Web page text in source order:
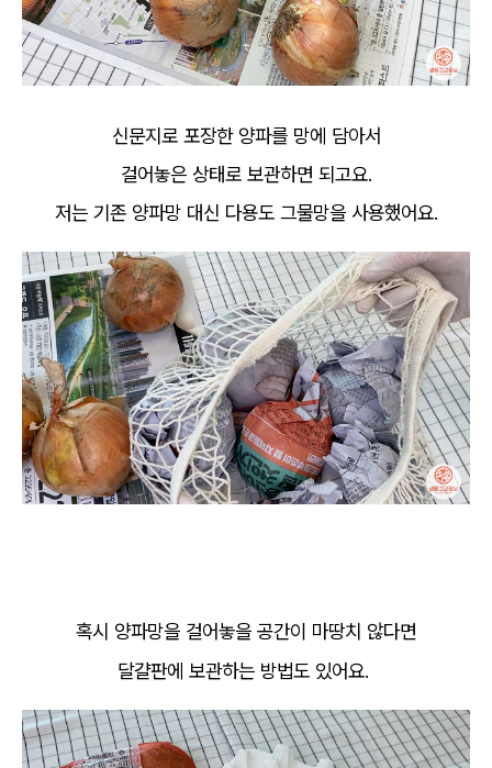
신문지로 포장한 양파를 망에 담아서
걸어놓은 상태로 보관하면 되고요.
저는 기존 양파망 대신 다용도 그물망을 사용했어요.
혹시 양파망을 걸어놓을 공간이 마땅치 않다면
달걀판에 보관하는 방법도 있어요.